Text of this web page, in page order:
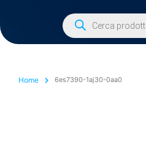
Home 6es7390-1aj30-0aa0